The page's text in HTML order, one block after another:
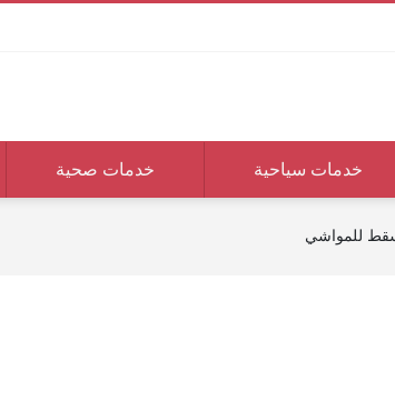
خدمات سياحية خدمات صحية
للمواشي